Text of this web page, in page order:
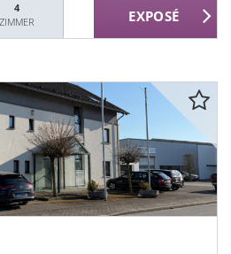
4
ZIMMER